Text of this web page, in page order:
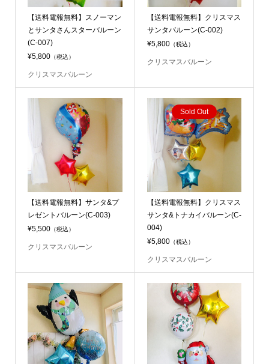
【送料電報無料】スノーマン
とサンタさんスターバルーン
(C-007)
¥5,800（税込）
クリスマスバルーン
【送料電報無料】クリスマス
サンタバルーン(C-002)
¥5,800（税込）
クリスマスバルーン
【送料電報無料】サンタ&プ
レゼントバルーン(C-003)
¥5,500（税込）
クリスマスバルーン
Sold Out
【送料電報無料】クリスマス
サンタ&トナカイバルーン(C-
004)
¥5,800（税込）
クリスマスバルーン